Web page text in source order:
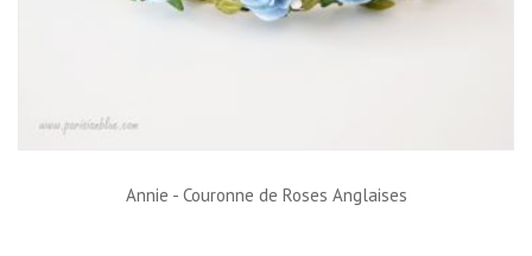
Annie - Couronne de Roses Anglaises